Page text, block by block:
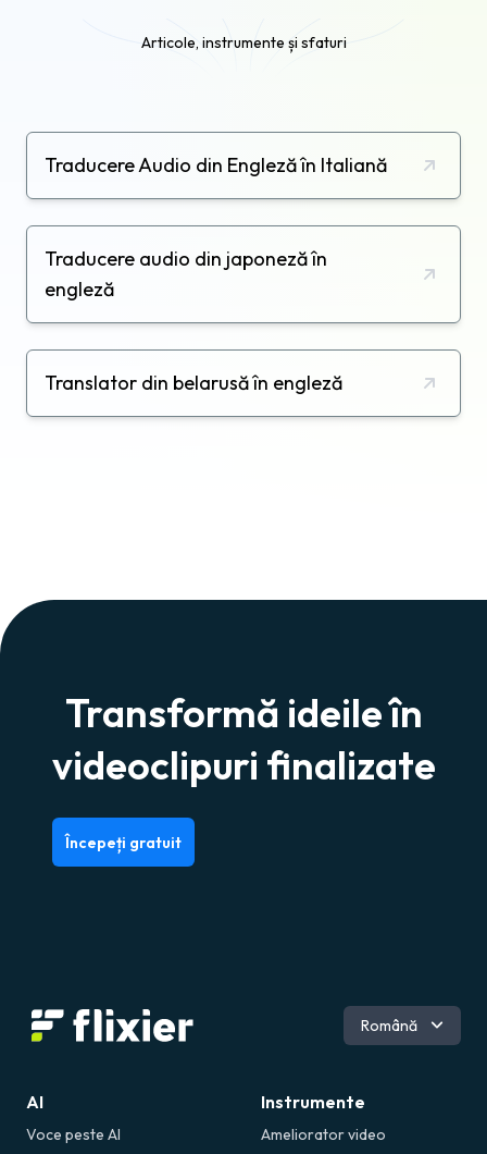
Articole, instrumente și sfaturi
Traducere Audio din Engleză în Italiană
Traducere audio din japoneză în
engleză
Translator din belarusă în engleză
Transformă ideile în
videoclipuri finalizate
Începeți gratuit
Engleză
Spaniolă
Română
AI
Voce peste AI
Instrumente
Ameliorator video